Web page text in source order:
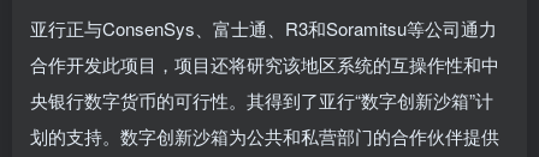
亚行正与ConsenSys、富士通、R3和Soramitsu等公司通力
合作开发此项目，项目还将研究该地区系统的互操作性和中
央银行数字货币的可行性。其得到了亚行“数字创新沙箱”计
划的支持。数字创新沙箱为公共和私营部门的合作伙伴提供